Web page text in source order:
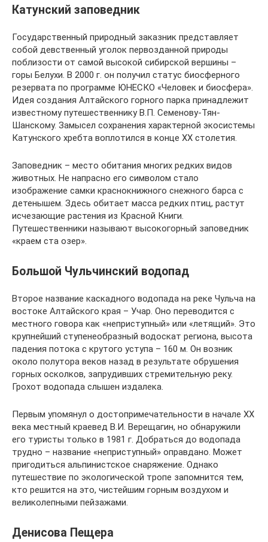
Катунский заповедник
Государственный природный заказник представляет
собой девственный уголок первозданной природы
поблизости от самой высокой сибирской вершины –
горы Белухи. В 2000 г. он получил статус биосферного
резервата по программе ЮНЕСКО «Человек и биосфера».
Идея создания Алтайского горного парка принадлежит
известному путешественнику В.П. Семенову-Тян-
Шанскому. Замысел сохранения характерной экосистемы
Катунского хребта воплотился в конце ХХ столетия.
Заповедник – место обитания многих редких видов
животных. Не напрасно его символом стало
изображение самки краснокнижного снежного барса с
детенышем. Здесь обитает масса редких птиц, растут
исчезающие растения из Красной Книги.
Путешественники называют высокогорный заповедник
«краем ста озер».
Большой Чульчинский водопад
Второе название каскадного водопада на реке Чульча на
востоке Алтайского края – Учар. Оно переводится с
местного говора как «неприступный» или «летящий». Это
крупнейший ступенеобразный водоскат региона, высота
падения потока с крутого уступа – 160 м. Он возник
около полутора веков назад в результате обрушения
горных осколков, запрудивших стремительную реку.
Грохот водопада слышен издалека.
Первым упомянул о достопримечательности в начале ХХ
века местный краевед В.И. Верещагин, но обнаружили
его туристы только в 1981 г. Добраться до водопада
трудно – название «неприступный» оправдано. Может
пригодиться альпинистское снаряжение. Однако
путешествие по экологической тропе запомнится тем,
кто решится на это, чистейшим горным воздухом и
великолепными пейзажами.
Денисова Пещера